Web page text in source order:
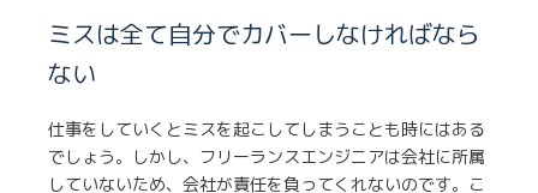
ミスは全て自分でカバーしなければなら
ない
仕事をしていくとミスを起こしてしまうことも時にはある
でしょう。しかし、フリーランスエンジニアは会社に所属
していないため、会社が責任を負ってくれないのです。こ